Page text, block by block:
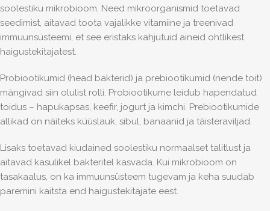
soolestiku mikrobioom. Need mikroorganismid toetavad
seedimist, aitavad toota vajalikke vitamiine ja treenivad
immuunsüsteemi, et see eristaks kahjutuid aineid ohtlikest
haigustekitajatest.
Probiootikumid (head bakterid) ja prebiootikumid (nende toit)
mängivad siin olulist rolli. Probiootikume leidub hapendatud
toidus – hapukapsas, keefir, jogurt ja kimchi. Prebiootikumide
allikad on näiteks küüslauk, sibul, banaanid ja täisteraviljad.
Lisaks toetavad kiudained soolestiku normaalset talitlust ja
aitavad kasulikel bakteritel kasvada. Kui mikrobioom on
tasakaalus, on ka immuunsüsteem tugevam ja keha suudab
paremini kaitsta end haigustekitajate eest.